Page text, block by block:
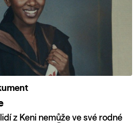
z Keni nemůže ve své rodné